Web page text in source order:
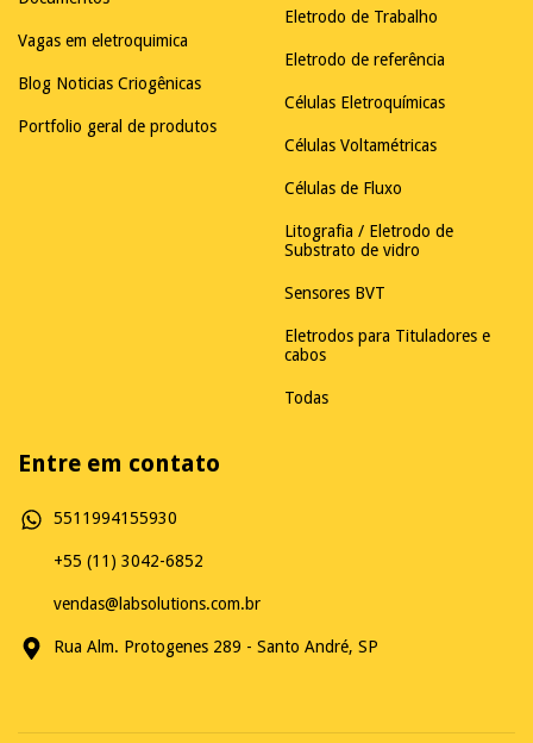
Vagas em eletroquimica
Blog Noticias Criogênicas
Portfolio geral de produtos
Eletrodo de Trabalho
Eletrodo de referência
Células Eletroquímicas
Células Voltamétricas
Células de Fluxo
Litografia / Eletrodo de
Substrato de vidro
Sensores BVT
Eletrodos para Tituladores e
cabos
Todas
Entre em contato
5511994155930
+55 (11) 3042-6852
vendas@labsolutions.com.br
Rua Alm. Protogenes 289 - Santo André, SP